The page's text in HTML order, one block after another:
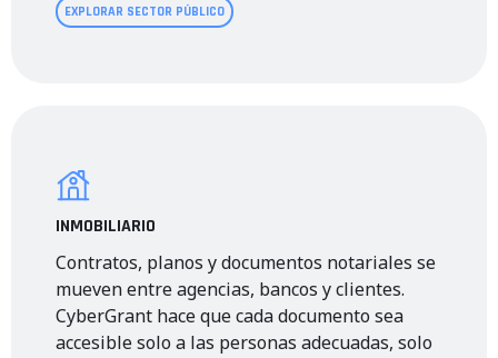
EXPLORAR SECTOR PÚBLICO
INMOBILIARIO
Contratos, planos y documentos notariales se
mueven entre agencias, bancos y clientes.
CyberGrant hace que cada documento sea
accesible solo a las personas adecuadas, solo